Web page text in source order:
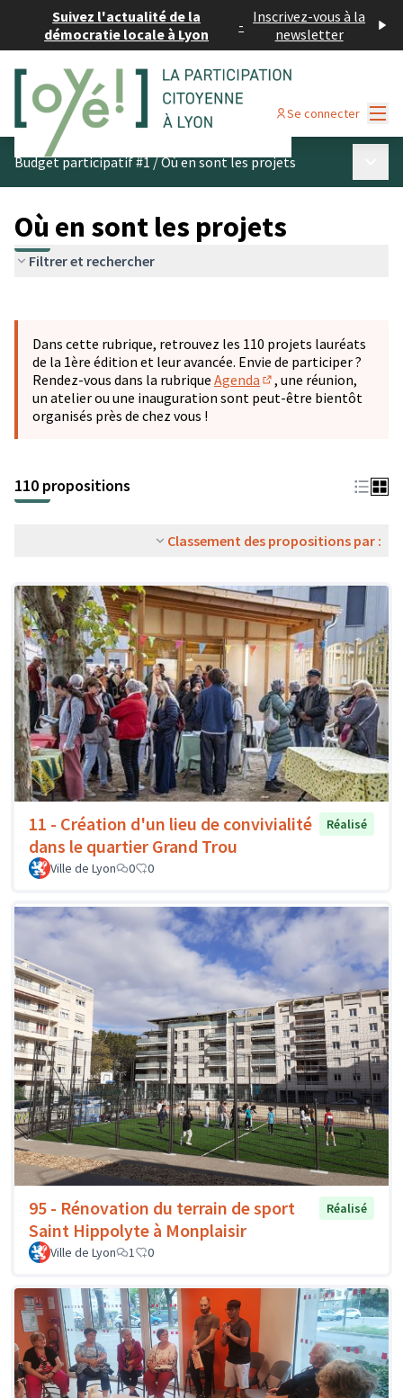
Suivez l'actualité de la
démocratie locale à Lyon
- Inscrivez-vous à la
newsletter
Se connecter
Budget participatif #1/Où en sont les projets
Où en sont les projets
Filtrer et rechercher
−
Dans cette rubrique, retrouvez les 110 projets lauréats
de la 1ère édition et leur avancée. Envie de participer ?
Rendez-vous dans la rubrique Agenda
(S'ouvre dans un
, une réunion,
un atelier ou une inauguration sont peut-être bientôt
organisés près de chez vous !
110 propositions
Classement des propositions par :
11 - Création d'un lieu de convivialité
dans le quartier Grand Trou
Réalisé
Ville de Lyon 0 0
95 - Rénovation du terrain de sport
Saint Hippolyte à Monplaisir
Réalisé
Ville de Lyon 1 0